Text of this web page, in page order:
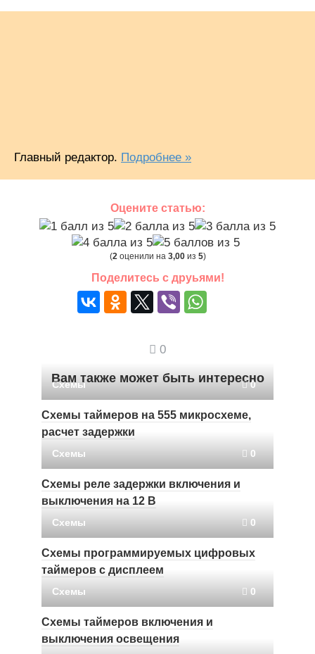
Главный редактор. Подробнее »
Оцените статью:
(2 оценили на 3,00из 5)
Поделитесь с друьями!
0
Вам также может быть интересно
Схемы 0
Схемы таймеров на 555 микросхеме,
расчет задержки
Схемы 0
Схемы реле задержки включения и
выключения на 12 В
Схемы 0
Схемы программируемых цифровых
таймеров с дисплеем
Схемы 0
Схемы таймеров включения и
выключения освещения